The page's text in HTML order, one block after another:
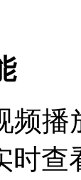
频
时查